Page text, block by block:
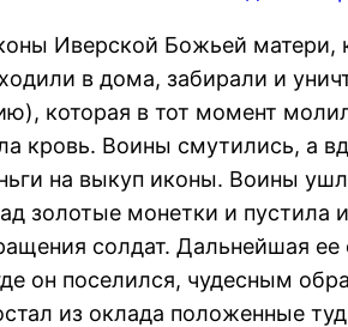
Иверской Божьей матери,
в дома, забирали и
которая в тот момент
кровь. Воины смутились, а
на выкуп иконы. Воины
золотые монетки и пустила
солдат. Дальнейшая
он поселился, чудесным
из оклада положенные